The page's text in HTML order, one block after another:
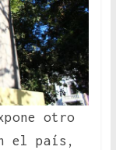
otro
el país,